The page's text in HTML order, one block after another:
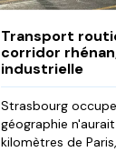
Transport
corridor
industrielle
Strasbourg
géographie
kilomètres de